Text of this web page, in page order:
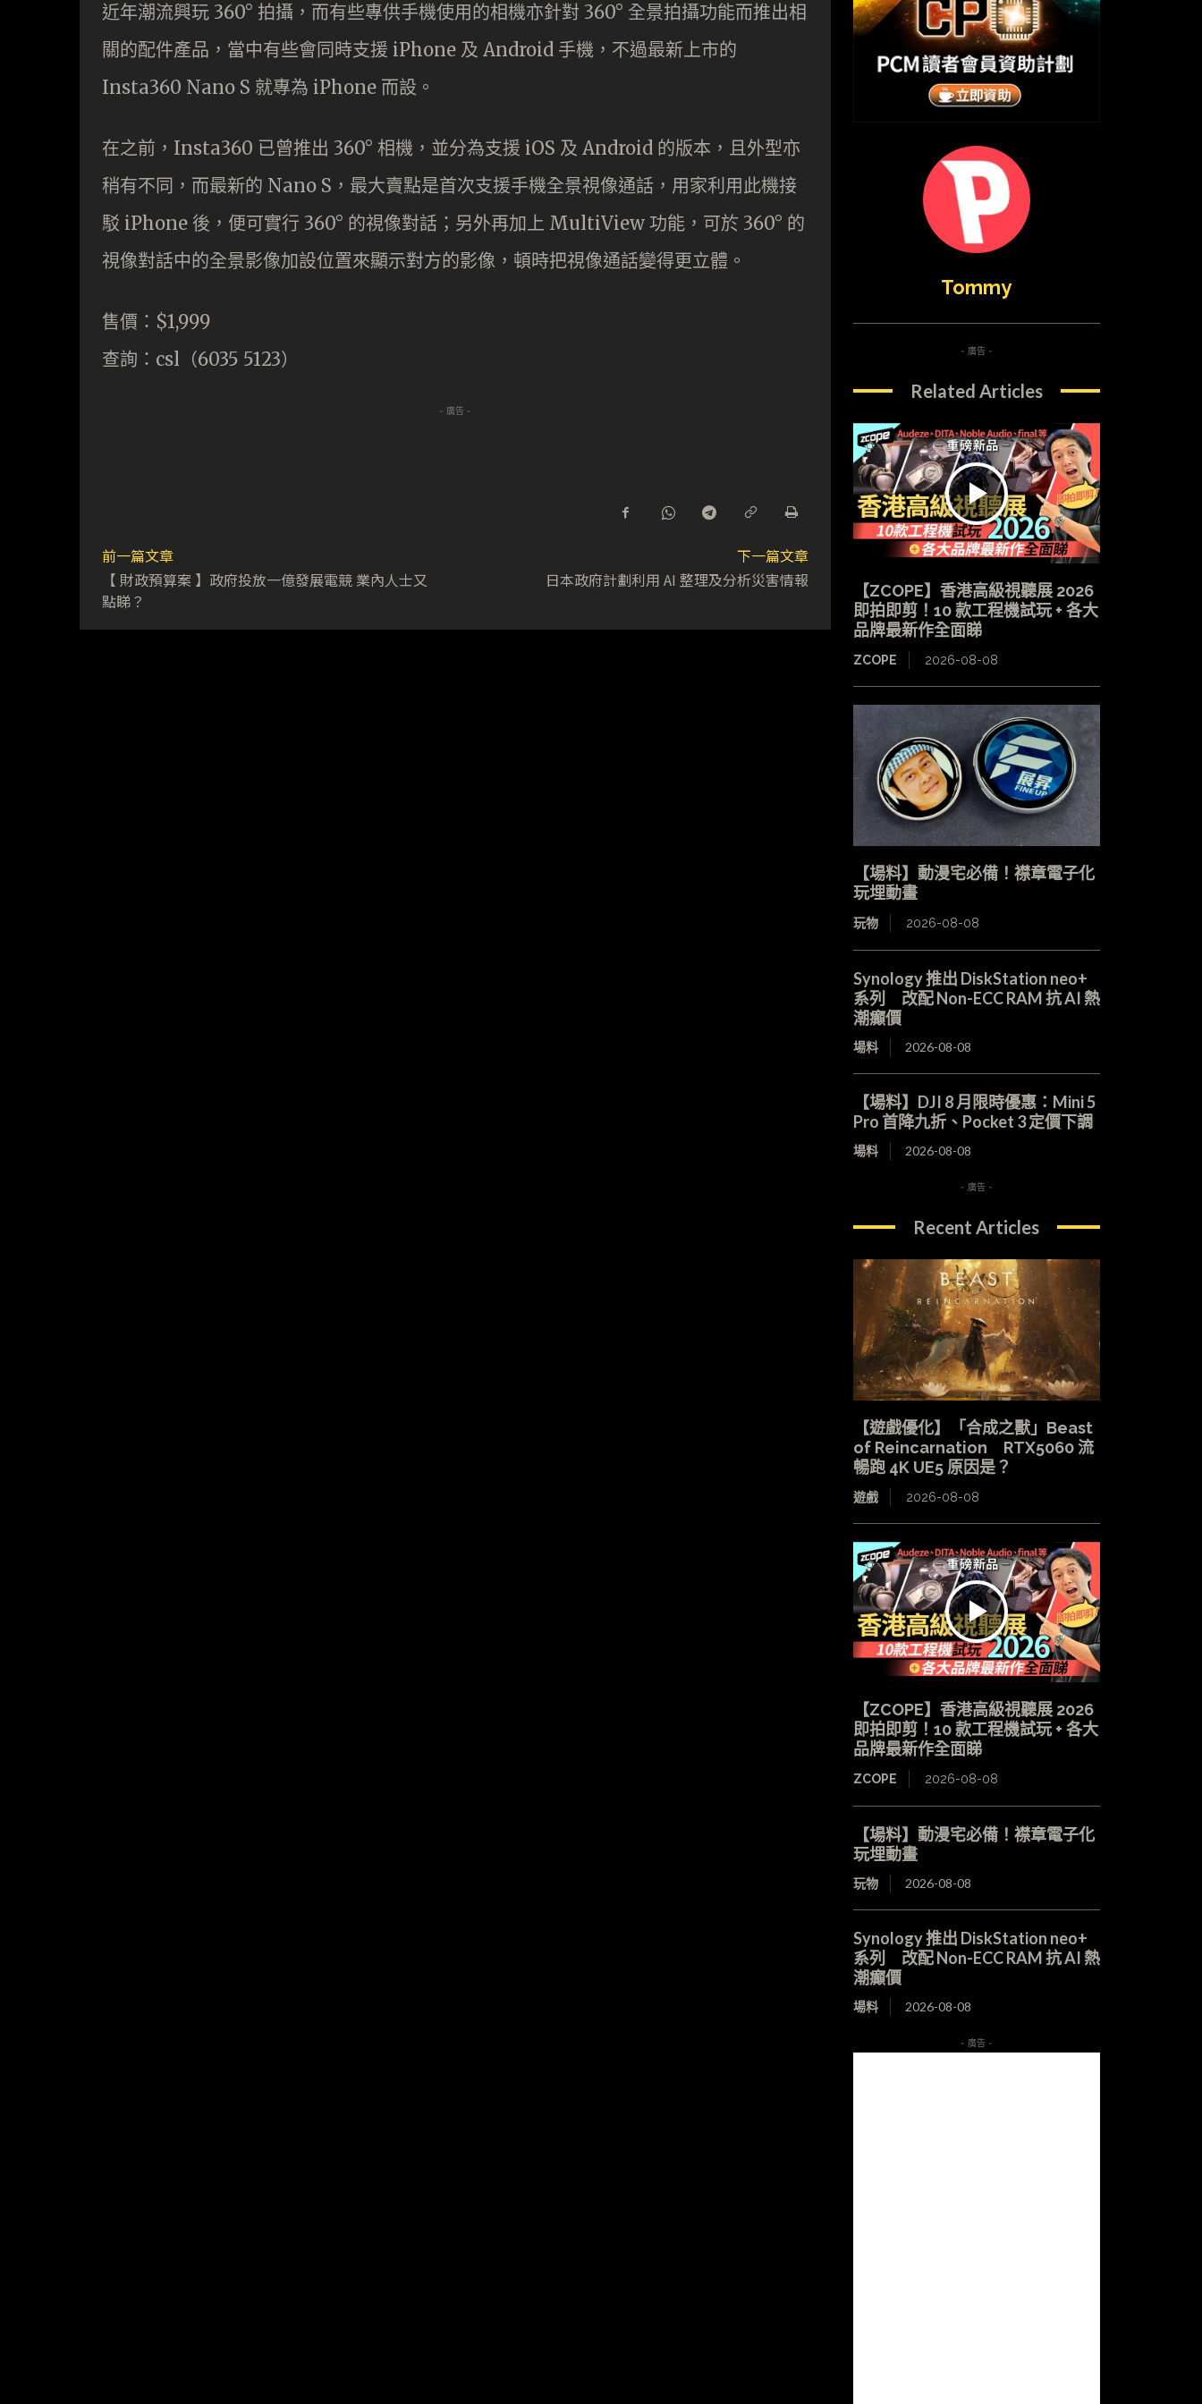
近年潮流興玩 360° 拍攝，而有些專供手機使用的相機亦針對 360° 全景拍攝功能而推出相
關的配件產品，當中有些會同時支援 iPhone 及 Android 手機，不過最新上市的
Insta360 Nano S 就專為 iPhone 而設。
在之前，Insta360 已曾推出 360° 相機，並分為支援 iOS 及 Android 的版本，且外型亦
稍有不同，而最新的 Nano S，最大賣點是首次支援手機全景視像通話，用家利用此機接
駁 iPhone 後，便可實行 360° 的視像對話；另外再加上 MultiView 功能，可於 360° 的
視像對話中的全景影像加設位置來顯示對方的影像，頓時把視像通話變得更立體。
售價：$1,999
查詢：csl（6035 5123）
- 廣告 -
前一篇文章
【 財政預算案 】政府投放一億發展電競 業內人士又
點睇？
下一篇文章
日本政府計劃利用 AI 整理及分析災害情報
Tommy
- 廣告 -
Related Articles
【ZCOPE】香港高級視聽展 2026
即拍即剪！10 款工程機試玩 + 各大
品牌最新作全面睇
ZCOPE 2026-08-08
【場料】動漫宅必備！襟章電子化
玩埋動畫
玩物 2026-08-08
Synology 推出 DiskStation neo+
系列 改配 Non-ECC RAM 抗 AI 熱
潮癲價
場料 2026-08-08
【場料】DJI 8 月限時優惠：Mini 5
Pro 首降九折、Pocket 3 定價下調
場料 2026-08-08
- 廣告 -
Recent Articles
【遊戲優化】「合成之獸」Beast
of Reincarnation RTX5060 流
暢跑 4K UE5 原因是？
遊戲 2026-08-08
【ZCOPE】香港高級視聽展 2026
即拍即剪！10 款工程機試玩 + 各大
品牌最新作全面睇
ZCOPE 2026-08-08
【場料】動漫宅必備！襟章電子化
玩埋動畫
玩物 2026-08-08
Synology 推出 DiskStation neo+
系列 改配 Non-ECC RAM 抗 AI 熱
潮癲價
場料 2026-08-08
- 廣告 -